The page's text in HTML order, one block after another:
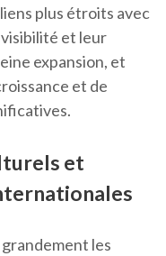
plus étroits avec
et leur
expansion, et
et de
et
les